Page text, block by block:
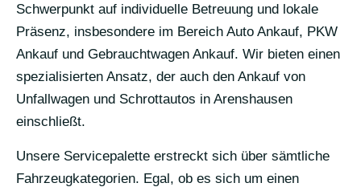
Schwerpunkt auf individuelle Betreuung und lokale
Präsenz, insbesondere im Bereich Auto Ankauf, PKW
Ankauf und Gebrauchtwagen Ankauf. Wir bieten einen
spezialisierten Ansatz, der auch den Ankauf von
Unfallwagen und Schrottautos in Arenshausen
einschließt.
Unsere Servicepalette erstreckt sich über sämtliche
Fahrzeugkategorien. Egal, ob es sich um einen